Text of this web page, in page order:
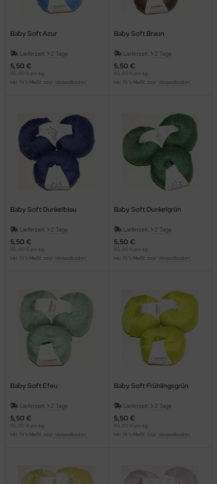
Baby Soft Azur
Lieferzeit: 1-2 Tage
5,50 €
110,00 € pro kg
inkl. 19 % MwSt. zzgl. Versandkosten
Baby Soft Braun
Lieferzeit: 1-2 Tage
5,50 €
110,00 € pro kg
inkl. 19 % MwSt. zzgl. Versandkosten
Baby Soft Dunkelblau
Lieferzeit: 1-2 Tage
5,50 €
110,00 € pro kg
inkl. 19 % MwSt. zzgl. Versandkosten
Baby Soft Dunkelgrün
Lieferzeit: 1-2 Tage
5,50 €
110,00 € pro kg
inkl. 19 % MwSt. zzgl. Versandkosten
Baby Soft Efeu
Lieferzeit: 1-2 Tage
5,50 €
110,00 € pro kg
inkl. 19 % MwSt. zzgl. Versandkosten
Baby Soft Frühlingsgrün
Lieferzeit: 1-2 Tage
5,50 €
110,00 € pro kg
inkl. 19 % MwSt. zzgl. Versandkosten